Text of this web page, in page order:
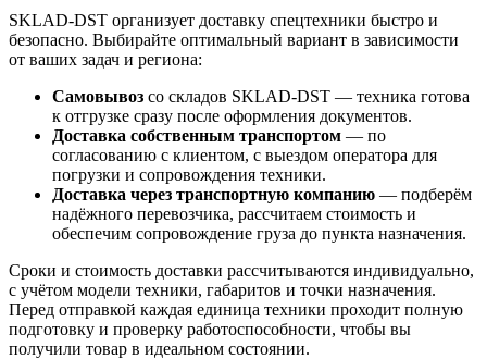
SKLAD-DST организует доставку спецтехники быстро и
безопасно. Выбирайте оптимальный вариант в зависимости
от ваших задач и региона:
Самовывоз со складов SKLAD-DST — техника готова
к отгрузке сразу после оформления документов.
Доставка собственным транспортом — по
согласованию с клиентом, с выездом оператора для
погрузки и сопровождения техники.
Доставка через транспортную компанию — подберём
надёжного перевозчика, рассчитаем стоимость и
обеспечим сопровождение груза до пункта назначения.
Сроки и стоимость доставки рассчитываются индивидуально,
с учётом модели техники, габаритов и точки назначения.
Перед отправкой каждая единица техники проходит полную
подготовку и проверку работоспособности, чтобы вы
получили товар в идеальном состоянии.